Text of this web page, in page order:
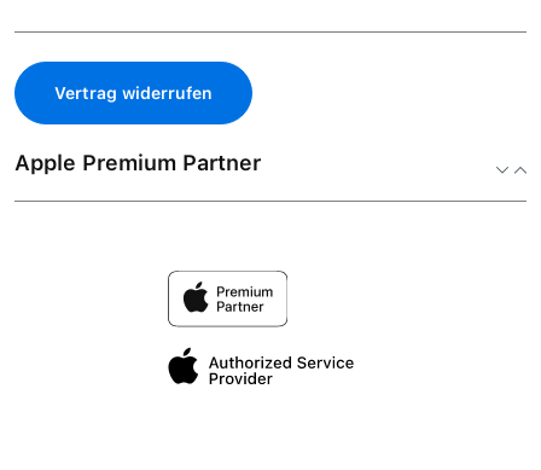
Vertrag widerrufen
Apple Premium Partner